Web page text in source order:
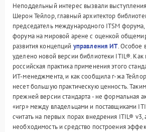
Неподдельный интерес вызвали
Шерон Тейлор, главный архитектор
председатель международного ITSM
форума на мировой арене с оценкой
развития концепций управления ИТ. Особое
уделено новой версии библиотеки ITIL®. Как
российская практика применения этого
ИТ-менеджмента, и как сообщила г-жа
несет большую практическую ценность.
прежней версии стандарта - не формальная
«игр» между владельцами и поставщиками
считать на первых порах внедрения ITIL® v3,
необходимость и средство построения